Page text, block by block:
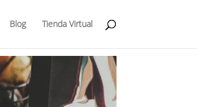
Blog Tienda Virtual